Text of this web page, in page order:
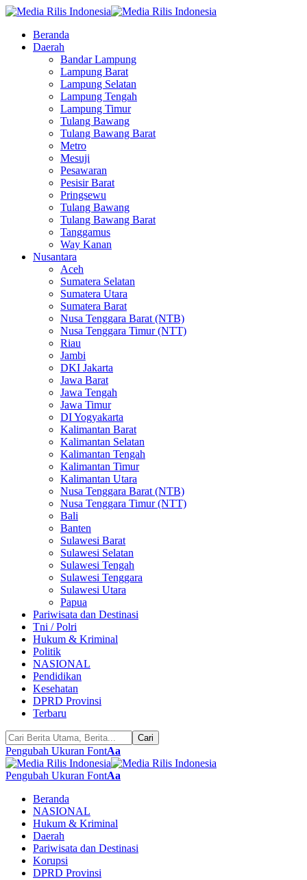
Beranda
Daerah
Bandar Lampung
Lampung Barat
Lampung Selatan
Lampung Tengah
Lampung Timur
Tulang Bawang
Tulang Bawang Barat
Metro
Mesuji
Pesawaran
Pesisir Barat
Pringsewu
Tulang Bawang
Tulang Bawang Barat
Tanggamus
Way Kanan
Nusantara
Aceh
Sumatera Selatan
Sumatera Utara
Sumatera Barat
Nusa Tenggara Barat (NTB)
Nusa Tenggara Timur (NTT)
Riau
Jambi
DKI Jakarta
Jawa Barat
Jawa Tengah
Jawa Timur
DI Yogyakarta
Kalimantan Barat
Kalimantan Selatan
Kalimantan Tengah
Kalimantan Timur
Kalimantan Utara
Nusa Tenggara Barat (NTB)
Nusa Tenggara Timur (NTT)
Bali
Banten
Sulawesi Barat
Sulawesi Selatan
Sulawesi Tengah
Sulawesi Tenggara
Sulawesi Utara
Papua
Pariwisata dan Destinasi
Tni / Polri
Hukum & Kriminal
Politik
NASIONAL
Pendidikan
Kesehatan
DPRD Provinsi
Terbaru
Pengubah Ukuran FontAa
Pengubah Ukuran FontAa
Beranda
NASIONAL
Hukum & Kriminal
Daerah
Pariwisata dan Destinasi
Korupsi
DPRD Provinsi